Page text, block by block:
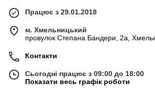
Працює з 29.01.2018
м. Хмельницький
провулок Степана Бандери, 2a,
Контакти
Сьогодні працює з 09:00 до 18:00
Показати весь графік роботи